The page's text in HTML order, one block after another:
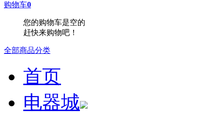
购物车0
您的购物车是空的
赶快来购物吧！
全部商品分类
首页
电器城